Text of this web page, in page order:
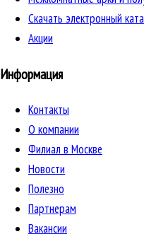
Скачать электронный
Акции
Информация
Контакты
О компании
Филиал в Москве
Новости
Полезно
Партнерам
Вакансии